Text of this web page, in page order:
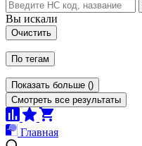
Вы искали
Очистить
По тегам
Показать больше ()
Смотреть все результаты
Главная